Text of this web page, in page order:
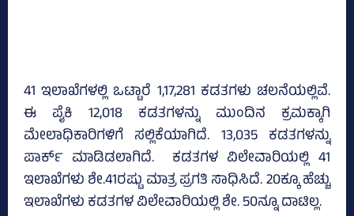
41 ಇಲಾಖೆಗಳಲ್ಲಿ ಒಟ್ಟಾರೆ 1,17,281 ಕಡತಗಳು ಚಲನೆಯಲ್ಲಿವೆ.
ಈ ಪೈಕಿ 12,018 ಕಡತಗಳನ್ನು ಮುಂದಿನ ಕ್ರಮಕ್ಕಾಗಿ
ಮೇಲಾಧಿಕಾರಿಗಳಿಗೆ ಸಲ್ಲಿಕೆಯಾಗಿದೆ. 13,035 ಕಡತಗಳನ್ನು
ಪಾರ್ಕ್‌ ಮಾಡಿಡಲಾಗಿದೆ. ಕಡತಗಳ ವಿಲೇವಾರಿಯಲ್ಲಿ 41
ಇಲಾಖೆಗಳು ಶೇ.41ರಷ್ಟು ಮಾತ್ರ ಪ್ರಗತಿ ಸಾಧಿಸಿದೆ. 20ಕ್ಕೂ ಹೆಚ್ಚು
ಇಲಾಖೆಗಳು ಕಡತಗಳ ವಿಲೇವಾರಿಯಲ್ಲಿ ಶೇ. 50ನ್ನೂ ದಾಟಿಲ್ಲ.